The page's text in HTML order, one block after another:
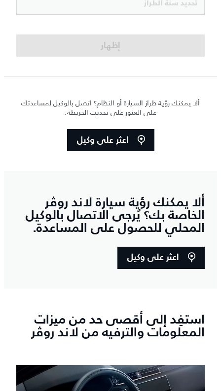
تحديد سنة الطراز
إظهار
ألا يمكنك رؤية طراز السيارة أو النظام؟ اتصل بالوكيل لمساعدتك
على العثور على تحديث الخريطة.
اعثر على وكيل
ألا يمكنك رؤية سيارة لاند روڤر
الخاصة بك؟ يُرجى الاتصال بالوكيل
المحلي للحصول على المساعدة.
اعثر على وكيل
استفِد إلى أقصى حد من ميزات
المعلومات والترفيه من لاند روڤر